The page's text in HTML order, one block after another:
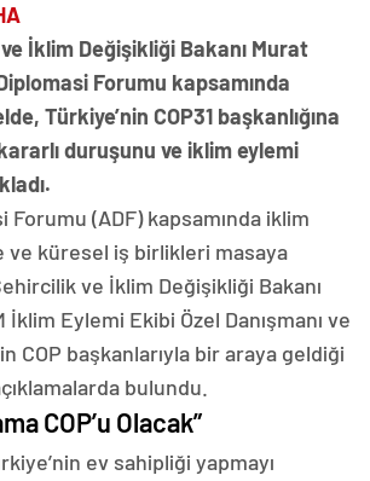
İklim Değişikliği Bakanı Murat
Forumu kapsamında
Türkiye’nin COP31 başkanlığına
duruşunu ve iklim eylemi
Forumu (ADF) kapsamında iklim
ve küresel iş birlikleri masaya
ve İklim Değişikliği Bakanı
Eylemi Ekibi Özel Danışmanı ve
COP başkanlarıyla bir araya geldiği
bulundu.
COP’u Olacak”
ev sahipliği yapmayı